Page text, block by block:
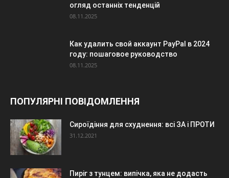
огляд останніх тенденцій
08.11.2025
Как удалить свой аккаунт PayPal в 2024
году: пошаговое руководство
08.11.2025
ПОПУЛЯРНІ ПОВІДОМЛЕННЯ
Сироїдіння для схуднення: всі ЗА і ПРОТИ
31.12.2021
Пиріг з тунцем: випічка, яка не додасть